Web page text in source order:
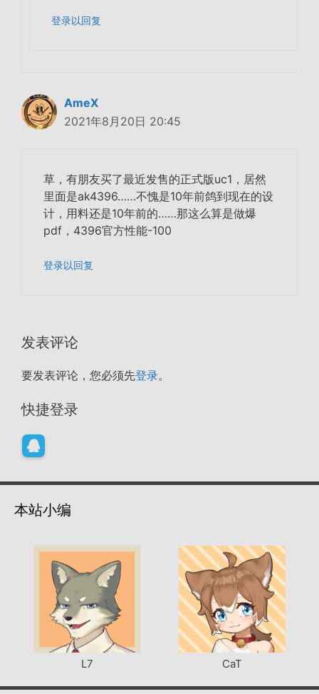
登录以回复
AmeX
2021年8月20日 20:45
草，有朋友买了最近发售的正式版uc1，居然
里面是ak4396……不愧是10年前鸽到现在的设
计，用料还是10年前的……那这么算是做爆
pdf，4396官方性能-100
登录以回复
发表评论
要发表评论，您必须先登录。
快捷登录
本站小编
L7 CaT